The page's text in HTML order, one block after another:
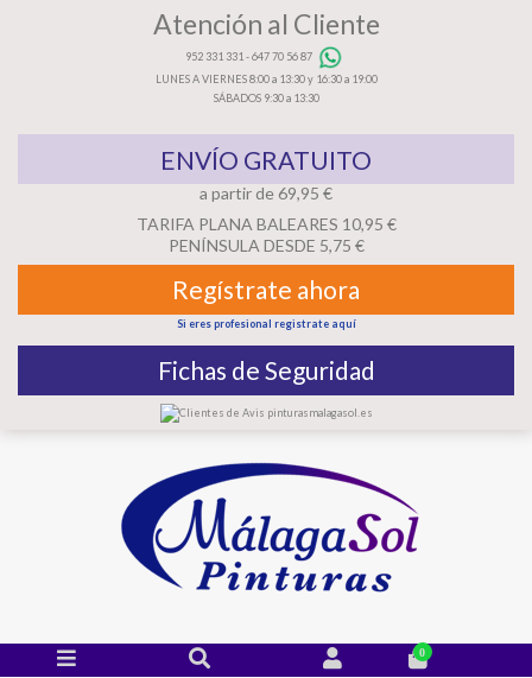
Atención al Cliente
952 331 331 -647 70 56 87
LUNES A VIERNES 8:00 a 13:30 y 16:30 a 19:00
SÁBADOS 9:30 a 13:30
ENVÍO GRATUITO
a partir de 69,95 €
TARIFA PLANA BALEARES 10,95 €
PENÍNSULA DESDE 5,75 €
Regístrate ahora
Si eres profesional registrate aquí
Fichas de Seguridad
0